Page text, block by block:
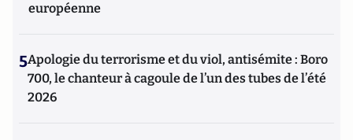
européenne
5Apologie du terrorisme et du viol, antisémite : Boro
700, le chanteur à cagoule de l’un des tubes de l’été
2026